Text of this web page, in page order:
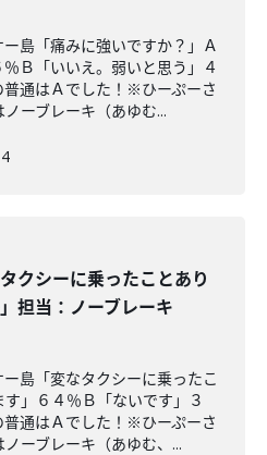
島「痛みに強いですか？」Ａ
％Ｂ「いいえ。弱いと思う」４
普通はＡでした！※ひーぷーさ
ーブレーキ（あゆむ...
タクシーに乗ったことあり
担当：ノーブレーキ
島「変なタクシーに乗ったこ
」６４％Ｂ「ないです」３
普通はＡでした！※ひーぷーさ
ーブレーキ（あゆむ、...